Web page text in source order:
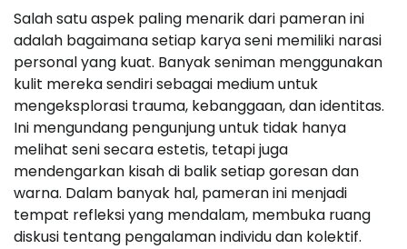
Salah satu aspek paling menarik dari pameran ini
adalah bagaimana setiap karya seni memiliki narasi
personal yang kuat. Banyak seniman menggunakan
kulit mereka sendiri sebagai medium untuk
mengeksplorasi trauma, kebanggaan, dan identitas.
Ini mengundang pengunjung untuk tidak hanya
melihat seni secara estetis, tetapi juga
mendengarkan kisah di balik setiap goresan dan
warna. Dalam banyak hal, pameran ini menjadi
tempat refleksi yang mendalam, membuka ruang
diskusi tentang pengalaman individu dan kolektif.